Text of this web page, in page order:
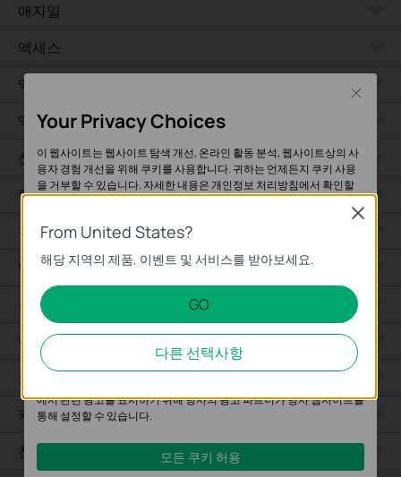
애자일
액세스
액세스 프로
액세스 맥스
산업용
캠퍼스
유선 라우터
WiFi 라우터
통합 라우터
하드웨어
소프트웨어
카메라
천장형 AP
From United States?
해당 지역의 제품, 이벤트 및 서비스를 받아보세요.
GO
다른 선택사항
Close
Your Privacy Choices
이 웹사이트는 웹사이트 탐색 개선, 온라인 활동 분석, 웹사이트상의 사
용자 경험 개선을 위해 쿠키를 사용합니다. 귀하는 언제든지 쿠키 사용
을 거부할 수 있습니다. 자세한 내용은개인정보 처리방침에서 확인할
수 있습니다.
기본 쿠키
이 쿠키는 웹사이트가 작동하는 데 필요하며 사용자의 시스템에서 비활
분석 및 마케팅 쿠키
분석 쿠키는 웹사이트의 기능을 개선하고 조정하기 위해 웹사이트에서
의 사용자 활동을 분석하는 데 사용하는 쿠키입니다.
에서 관련 광고를 표시하기 위해 당사의 광고 파트너가 당사 웹사이트를
통해 설정할 수 있습니다.
모든 쿠키 허용
Close